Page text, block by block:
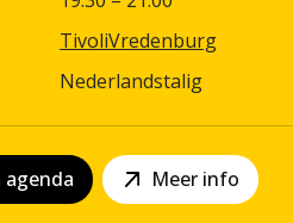
TivoliVredenburg
Nederlandstalig
Meer info